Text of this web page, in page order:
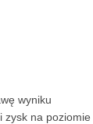
wyniku
zysk na poziomie